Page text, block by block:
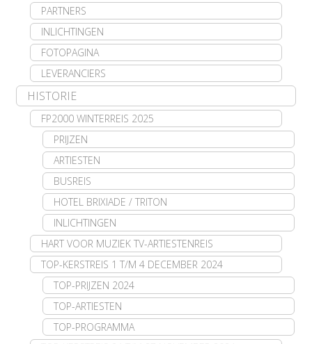
PARTNERS
INLICHTINGEN
FOTOPAGINA
LEVERANCIERS
HISTORIE
FP2000 WINTERREIS 2025
PRIJZEN
ARTIESTEN
BUSREIS
HOTEL BRIXIADE / TRITON
INLICHTINGEN
HART VOOR MUZIEK TV-ARTIESTENREIS
TOP-KERSTREIS 1 T/M 4 DECEMBER 2024
TOP-PRIJZEN 2024
TOP-ARTIESTEN
TOP-PROGRAMMA